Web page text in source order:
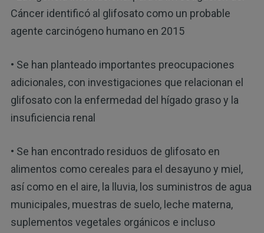
Cáncer identificó al glifosato como un probable
agente carcinógeno humano en 2015
• Se han planteado importantes preocupaciones
adicionales, con investigaciones que relacionan el
glifosato con la enfermedad del hígado graso y la
insuficiencia renal
• Se han encontrado residuos de glifosato en
alimentos como cereales para el desayuno y miel,
así como en el aire, la lluvia, los suministros de agua
municipales, muestras de suelo, leche materna,
suplementos vegetales orgánicos e incluso